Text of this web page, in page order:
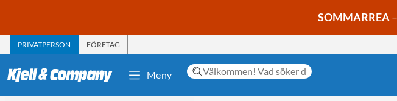
SOMMARREA
PRIVATPERSON FÖRETAG
Meny